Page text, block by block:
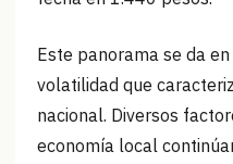
Este panorama se da
volatilidad que
nacional. Diversos
economía local